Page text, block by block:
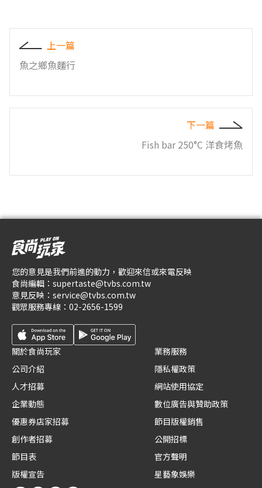
上一篇
魚之鄉魚麵行
下一篇
Fish bar 250°C 洋食烤魚
您的意見是我們前進的動力，歡迎來信或來電反映
食尚編輯： supertaste@tvbs.com.tw
意見反映： service@tvbs.com.tw
觀眾服務專線： 02-2656-1599
關於食尚玩家
公司介紹
人才招募
企業動態
優惠券店家招募
創作者招募
節目表
版權宣告
業務服務
隱私權政策
網站使用協定
數位廣告與贊助政策
節目版權銷售
公開招標
官方聲明
星藝象娛樂